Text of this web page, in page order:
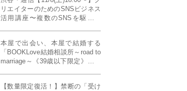
MILLENNIUM THINKING アメリ
カ最高峰大学の人気講義』
リエイターのためのSNSビジネス
活用講座〜複数のSNSを駆使し
成ラボPresents》
本屋で出会い、本屋で結婚する
「BOOKLove結婚相談所～road to
marriage～《39歳以下限定》」全
【数量限定復活！】禁断の「受け